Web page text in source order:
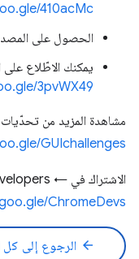
410acMc
الحصول على
يمكنك الاطّلاع
3pvWX49
مشاهدة المزيد من
GUIchallenges
الاشتراك في Google Chrome Developers ←
ChromeDevs
arrow_back الرجوع إلى كل